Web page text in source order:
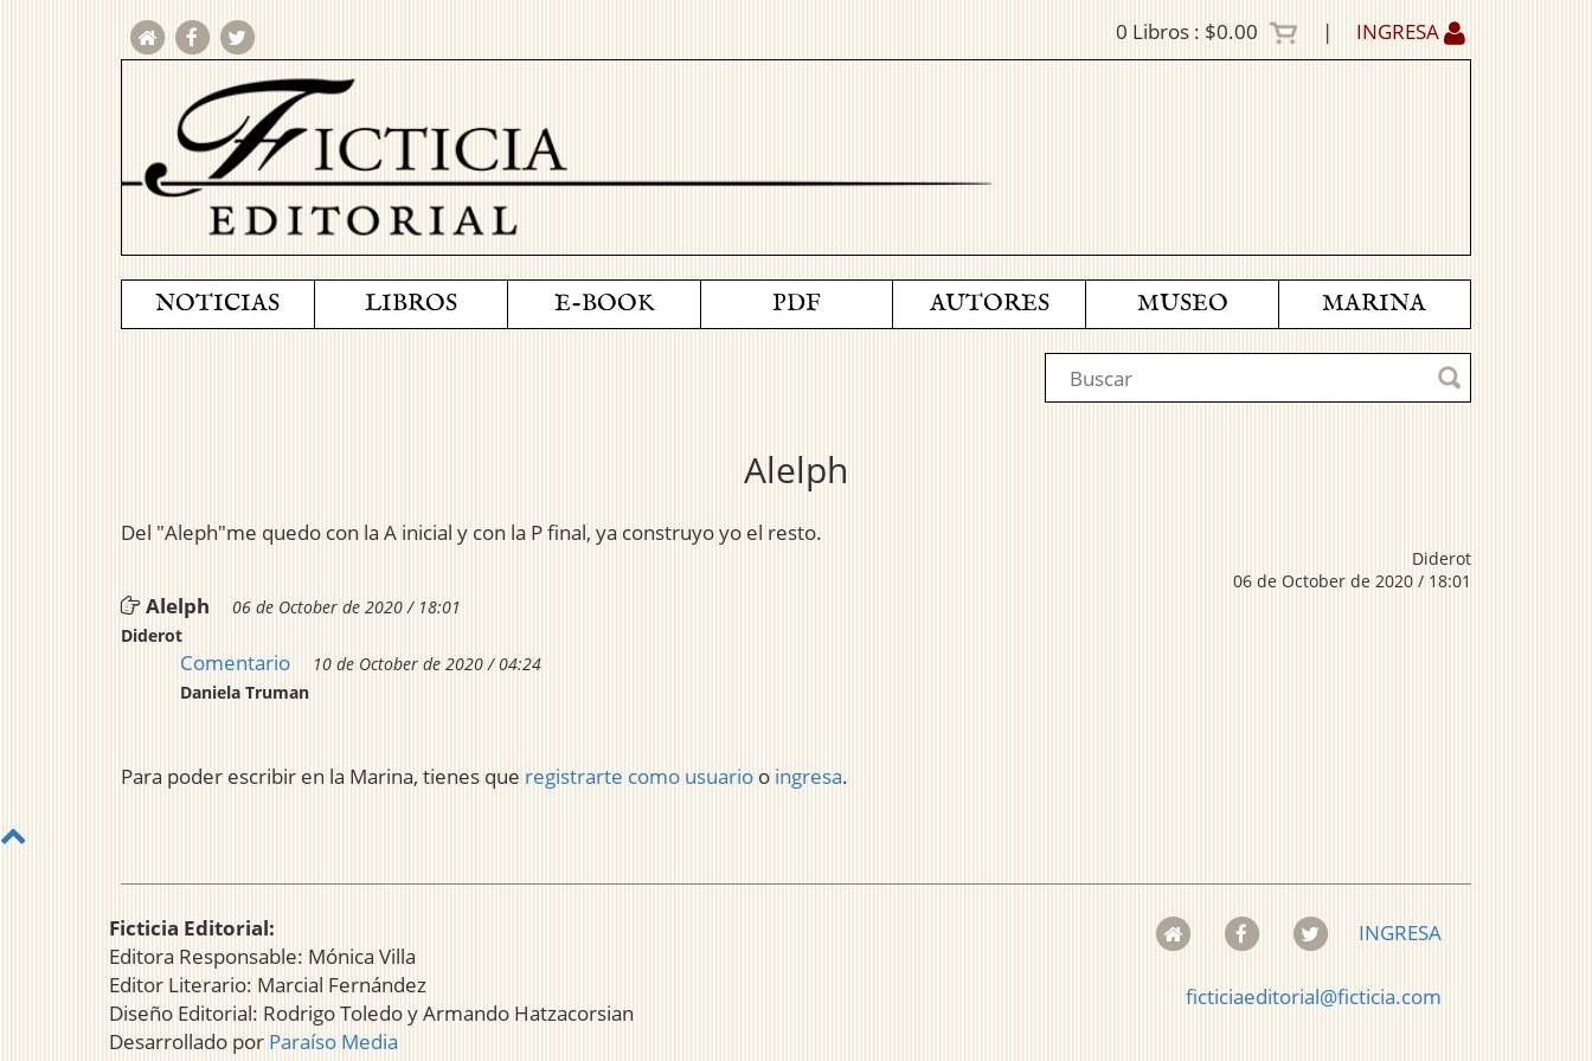
0 Libros : $0.00 | INGRESA
NOTICIAS LIBROS E-BOOK PDF AUTORES MUSEO MARINA
Alelph
Del "Aleph"me quedo con la A inicial y con la P final, ya construyo yo el resto.
Diderot
06 de October de 2020 / 18:01
Alelph
06 de October de 2020 / 18:01
Diderot
Comentario
10 de October de 2020 / 04:24
Daniela Truman
Para poder escribir en la Marina, tienes que registrarte como usuario o ingresa.
Ficticia Editorial:
Editora Responsable: Mónica Villa
Editor Literario: Marcial Fernández
Diseño Editorial: Rodrigo Toledo y Armando Hatzacorsian
Desarrollado por Paraíso Media
INGRESA
ficticiaeditorial@ficticia.com